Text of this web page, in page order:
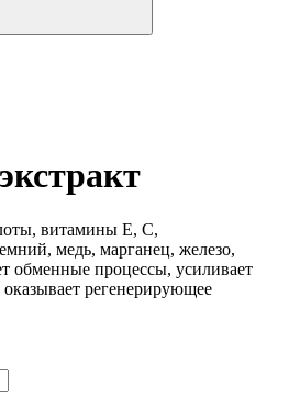
витамины Е, С,
медь, марганец, железо,
обменные процессы, усиливает
регенерирующее